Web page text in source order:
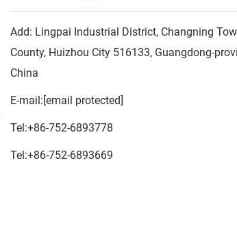
Add: Lingpai Industrial District, Changning
County, Huizhou City 516133, Guangdong-
China
E-mail: [email protected]
Tel:+86-752-6893778
Tel:+86-752-6893669